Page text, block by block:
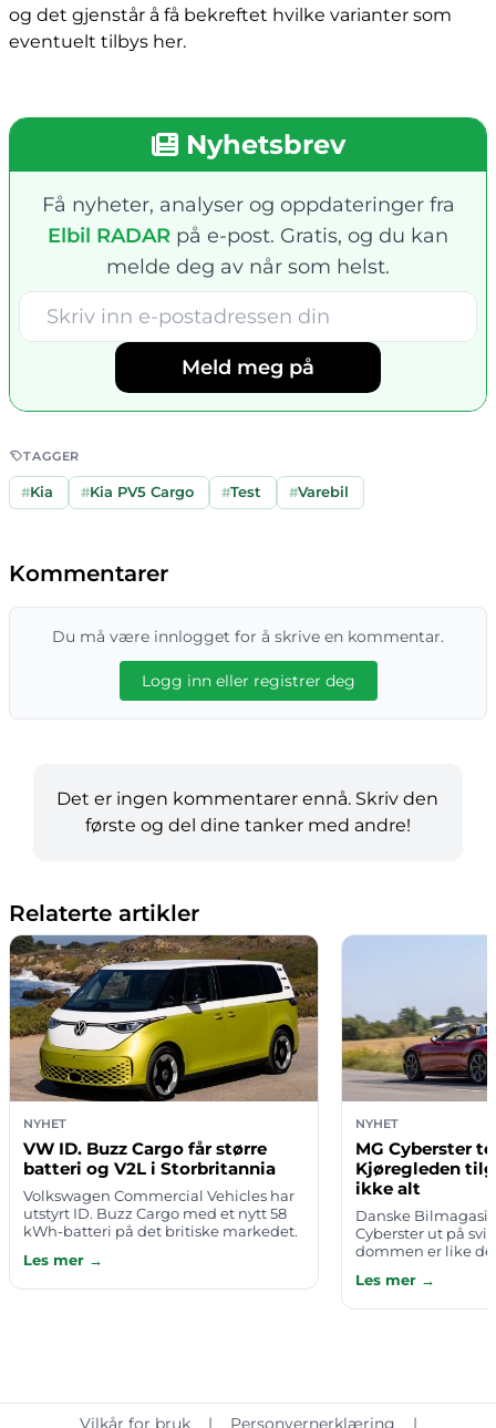
og det gjenstår å få bekreftet hvilke varianter som
eventuelt tilbys her.
Nyhetsbrev
Få nyheter, analyser og oppdateringer fra
Elbil RADAR på e-post. Gratis, og du kan
melde deg av når som helst.
Meld meg på
TAGGER
#Kia #Kia PV5 Cargo #Test #Varebil
Kommentarer
Du må være innlogget for å skrive en kommentar.
Logg inn eller registrer deg
Det er ingen kommentarer ennå. Skriv den
første og del dine tanker med andre!
Relaterte artikler
NYHET
VW ID. Buzz Cargo får større
batteri og V2L i Storbritannia
Volkswagen Commercial Vehicles har
utstyrt ID. Buzz Cargo med et nytt 58
kWh-batteri på det britiske markedet.
rekkevidde, mer effekt og mulighet…
Les mer →
NYHET
MG Cyberster
Kjøregleden
ikke alt
Danske
Cyberster ut på
dommen er like
asfalten slynger
hold…
Les mer →
Vilkår for bruk | Personvernerklæring |